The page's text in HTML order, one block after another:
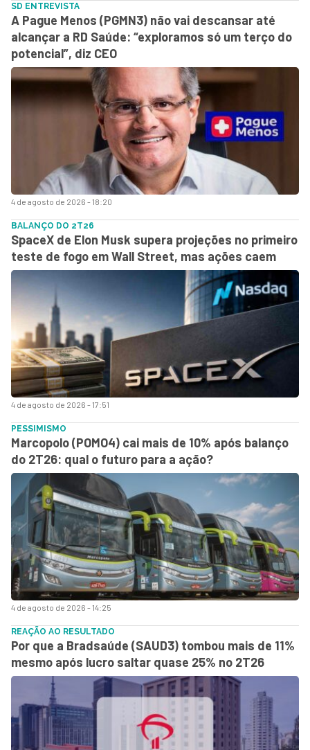
4 de agosto de 2026 - 18:20
SD ENTREVISTA
A Pague Menos (PGMN3) não vai descansar até
alcançar a RD Saúde: “exploramos só um terço do
potencial”, diz CEO
4 de agosto de 2026 - 17:51
BALANÇO DO 2T26
SpaceX de Elon Musk supera projeções no primeiro
teste de fogo em Wall Street, mas ações caem
4 de agosto de 2026 - 14:25
PESSIMISMO
Marcopolo (POMO4) cai mais de 10% após balanço
do 2T26: qual o futuro para a ação?
REAÇÃO AO RESULTADO
Por que a Bradsaúde (SAUD3) tombou mais de 11%
mesmo após lucro saltar quase 25% no 2T26